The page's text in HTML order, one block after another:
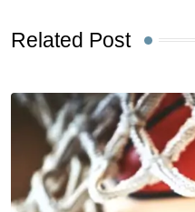
Related Post